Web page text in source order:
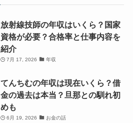
放射線技師の年収はいくら？国家
資格が必要？合格率と仕事内容を
紹介
7月 17, 2026 年収
てんちむの年収は現在いくら？借
金の過去は本当？旦那との馴れ初
めも
6月 19, 2026 お金の話